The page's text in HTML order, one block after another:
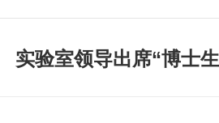
实验室领导出席“博士